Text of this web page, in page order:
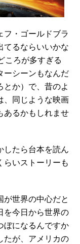
フ・ゴールドブラ
てるならいいかな
ころが多すぎる
ーシーンもなんだ
とか）で、昔のよ
、同じような映画
あるかもしれませ
したら台本を読ん
らいストーリーも
が世界の中心だと
を今日から世界の
ぼになるんですか
たが、アメリカの